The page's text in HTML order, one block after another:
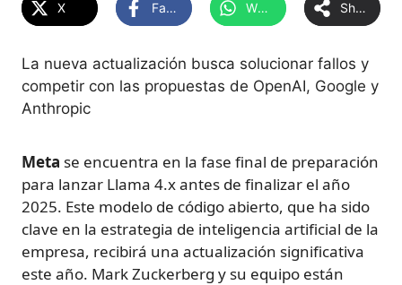
X Facebook WhatsApp Share
La nueva actualización busca solucionar fallos y
competir con las propuestas de OpenAI, Google y
Anthropic
Meta se encuentra en la fase final de preparación
para lanzar Llama 4.x antes de finalizar el año
2025. Este modelo de código abierto, que ha sido
clave en la estrategia de inteligencia artificial de la
empresa, recibirá una actualización significativa
este año. Mark Zuckerberg y su equipo están